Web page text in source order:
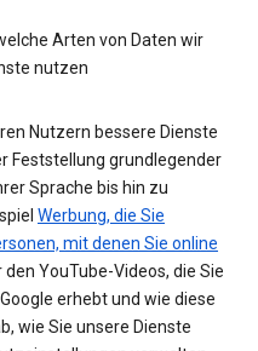
Arten von Daten wir
nutzen
Nutzern bessere Dienste
Feststellung grundlegender
Sprache bis hin zu
Werbung, die Sie
mit denen Sie online
den YouTube-Videos, die Sie
erhebt und wie diese
wie Sie unsere Dienste